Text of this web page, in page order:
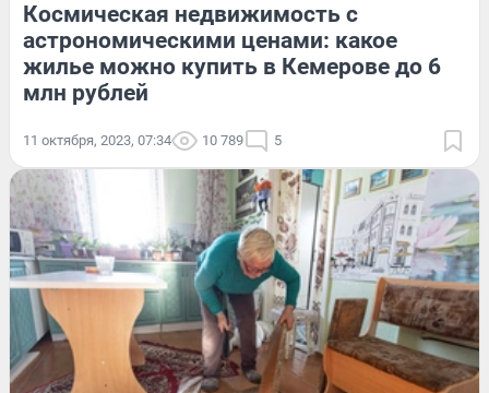
Космическая недвижимость с
астрономическими ценами: какое
жилье можно купить в Кемерове до 6
млн рублей
11 октября, 2023, 07:34 10 789 5